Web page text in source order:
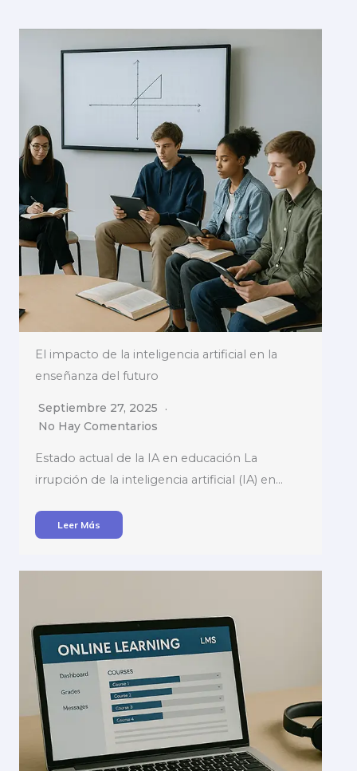
El impacto de la inteligencia artificial en la
enseñanza del futuro
Septiembre 27, 2025
No Hay Comentarios
Estado actual de la IA en educación La
irrupción de la inteligencia artificial (IA) en…
Leer Más